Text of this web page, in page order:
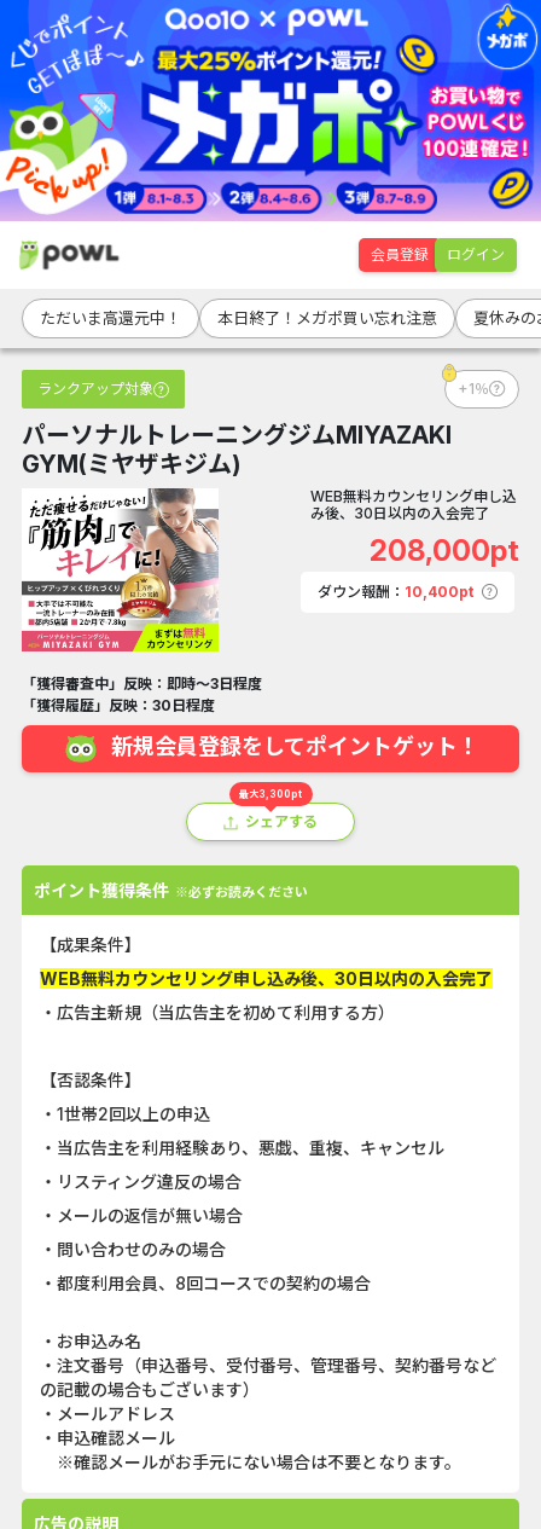
会員登録 ログイン
ただいま高還元中！ 本日終了！メガポ買い忘れ注意 夏休み
ランクアップ対象 +1％
パーソナルトレーニングジムMIYAZAKI
GYM(ミヤザキジム)
WEB無料カウンセリング申し込
み後、30日以内の入会完了
208,000pt
ダウン報酬： 10,400pt
「獲得審査中」反映：即時～3日程度
「獲得履歴」反映：30日程度
新規会員登録をしてポイントゲット！
最大3,300pt
シェアする
ポイント獲得条件 ※必ずお読みください
【成果条件】
WEB無料カウンセリング申し込み後、30日以内の入会完了
・広告主新規（当広告主を初めて利用する方）
【否認条件】
・1世帯2回以上の申込
・当広告主を利用経験あり、悪戯、重複、キャンセル
・リスティング違反の場合
・メールの返信が無い場合
・問い合わせのみの場合
・都度利用会員、8回コースでの契約の場合
・お申込み名
・注文番号（申込番号、受付番号、管理番号、契約番号など
の記載の場合もございます）
・メールアドレス
・申込確認メール
※確認メールがお手元にない場合は不要となります。
広告の説明